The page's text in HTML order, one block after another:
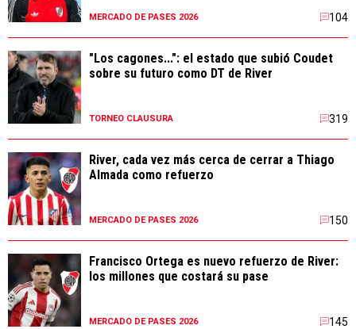
MERCADO DE PASES 2026 104
"Los cagones...": el estado que subió Coudet
sobre su futuro como DT de River
TORNEO CLAUSURA 319
River, cada vez más cerca de cerrar a Thiago
Almada como refuerzo
MERCADO DE PASES 2026 150
Francisco Ortega es nuevo refuerzo de River:
los millones que costará su pase
MERCADO DE PASES 2026 145